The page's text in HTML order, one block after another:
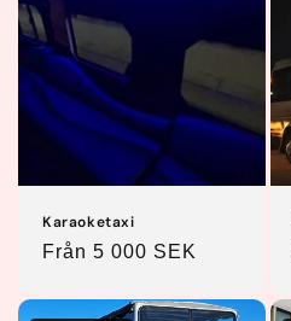
Karaoketaxi
Ordinarie
Från 5 000 SEK